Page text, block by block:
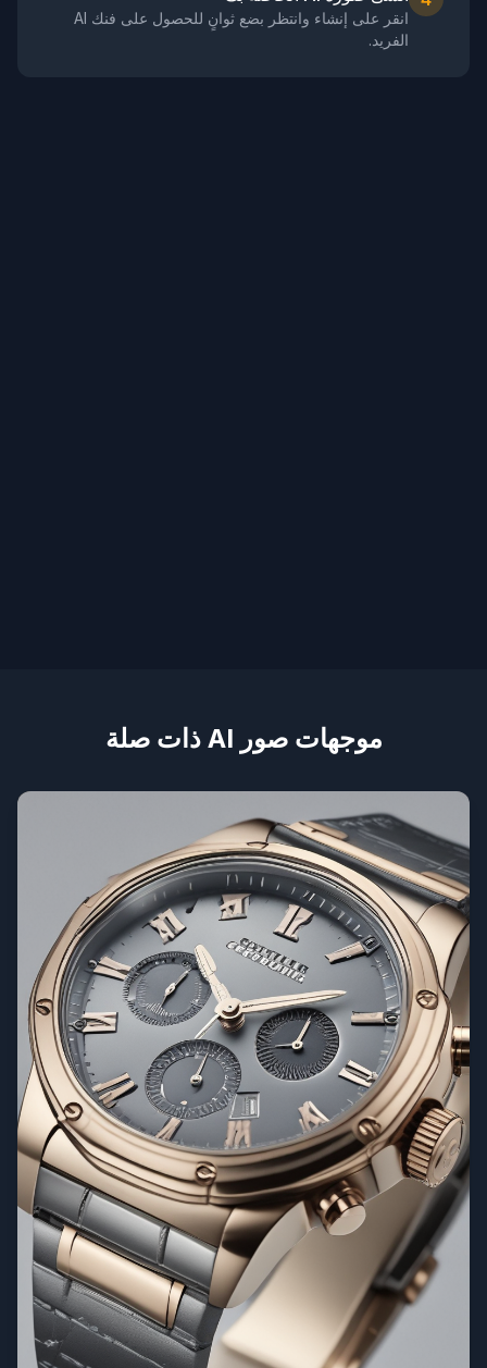
انقر على إنشاء وانتظر بضع ثوانٍ للحصول على فنك AI
الفريد.
موجهات صور AI ذات صلة